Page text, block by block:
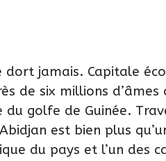
jamais. Capitale
de six millions d’âmes
golfe de Guinée.
est bien plus
du pays et l’un des